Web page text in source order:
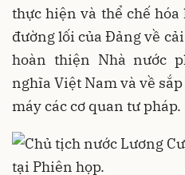
thực hiện và thể chế
đường lối của Đảng về
hoàn thiện Nhà nước
nghĩa Việt Nam và về
máy các cơ quan tư pháp.